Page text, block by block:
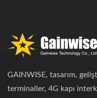
GAINWISE, tasarım,
terminaller, 4G kapı